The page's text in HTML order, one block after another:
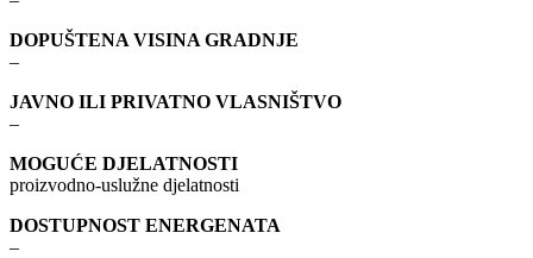
DOPUŠTENA VISINA GRADNJE
–
JAVNO ILI PRIVATNO VLASNIŠTVO
–
MOGUĆE DJELATNOSTI
proizvodno-uslužne djelatnosti
DOSTUPNOST ENERGENATA
–